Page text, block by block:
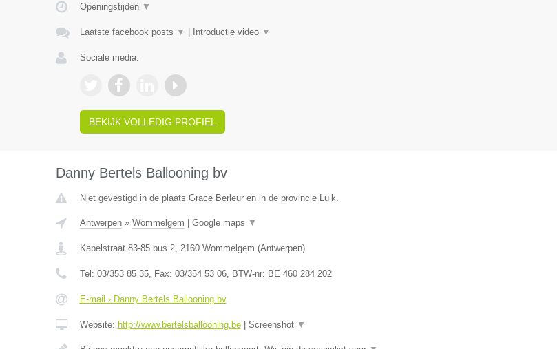
Openingstijden ▼
Laatste facebook posts ▼ Introductie video ▼
Sociale media:
BEKIJK VOLLEDIG PROFIEL
Danny Bertels Ballooning bv
Niet gevestigd in de plaats Grace Berleur en in de provincie Luik.
Antwerpen» Wommelgem Google maps ▼
Kapelstraat 83-85 bus 2, 2160 Wommelgem (Antwerpen)
Tel: 03/353 85 35, Fax: 03/354 53 06, BTW-nr: BE 460 284 202
E-mail › Danny Bertels Ballooning bv
Website: http://www.bertelsballooning.be| Screenshot ▼